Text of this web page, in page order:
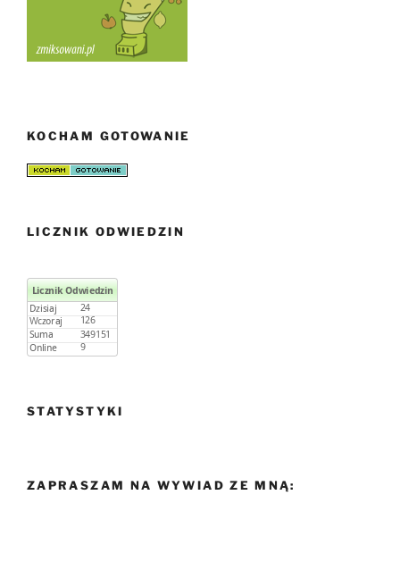
KOCHAM GOTOWANIE
LICZNIK ODWIEDZIN
STATYSTYKI
ZAPRASZAM NA WYWIAD ZE MNĄ: